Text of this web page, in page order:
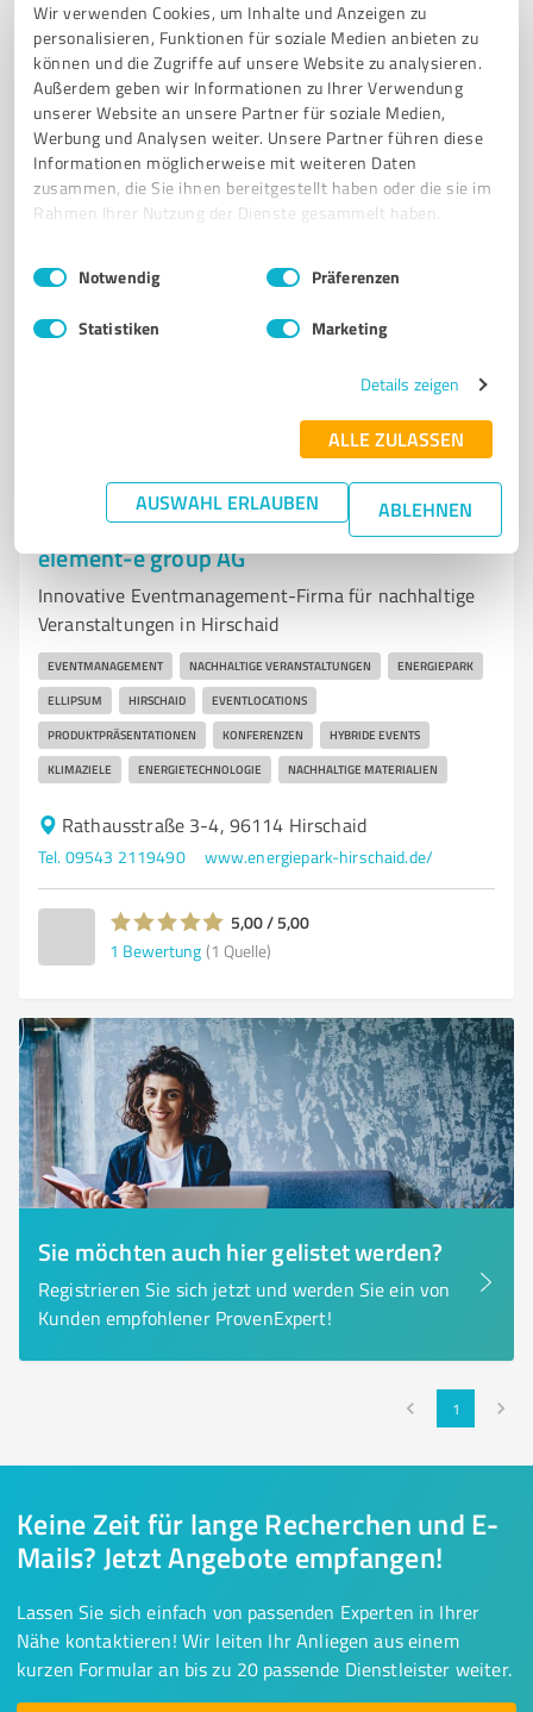
Wir verwenden Cookies, um Inhalte und Anzeigen zu
personalisieren, Funktionen für soziale Medien anbieten zu
können und die Zugriffe auf unsere Website zu analysieren.
Außerdem geben wir Informationen zu Ihrer Verwendung
unserer Website an unsere Partner für soziale Medien,
Werbung und Analysen weiter. Unsere Partner führen diese
Informationen möglicherweise mit weiteren Daten
zusammen, die Sie ihnen bereitgestellt haben oder die sie im
Rahmen Ihrer Nutzung der Dienste gesammelt haben.
Impressum Datenschutzbestimmungen
Einwilligungsauswahl
Notwendig Präferenzen
Statistiken Marketing
Details zeigen
ALLE ZULASSEN
AUSWAHL ERLAUBEN ABLEHNEN
Musikstudio Ekkehard Koch
Musikunterricht und Livemusik im Musikstudio
Ekkehard Koch in Weisendorf
MUSIKSCHULE MUSIKUNTERRICHT KEYBOARD
AKKORDEON KIRCHENORGEL LIVEMUSIK HOCHZEITSMUSIK
KINDER-PARTYBAND NOTENSATZ ARRANGEMENTS
Flurstraße 6, 91085 Weisendorf
info@ekkehard-koch.de www.ekkehard-koch.de/
Events & Entertainment
element-e group AG
Innovative Eventmanagement-Firma für nachhaltige
Veranstaltungen in Hirschaid
EVENTMANAGEMENT NACHHALTIGE VERANSTALTUNGEN ENERGIEPARK
ELLIPSUM HIRSCHAID EVENTLOCATIONS
PRODUKTPRÄSENTATIONEN KONFERENZEN HYBRIDE EVENTS
KLIMAZIELE ENERGIETECHNOLOGIE NACHHALTIGE MATERIALIEN
Rathausstraße 3-4, 96114 Hirschaid
Tel. 09543 2119490 www.energiepark-hirschaid.de/
5,00 / 5,00
1 Bewertung (1 Quelle)
Sie möchten auch hier gelistet werden?
Registrieren Sie sich jetzt und werden Sie ein von
Kunden empfohlener ProvenExpert!
1
Keine Zeit für lange Recherchen und E-
Mails? Jetzt Angebote empfangen!
Lassen Sie sich einfach von passenden Experten in Ihrer
Nähe kontaktieren! Wir leiten Ihr Anliegen aus einem
kurzen Formular an bis zu 20 passende Dienstleister weiter.